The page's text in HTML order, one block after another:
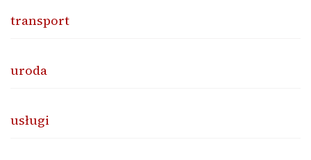
transport
uroda
usługi